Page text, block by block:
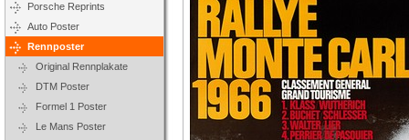
Porsche Reprints
Auto Poster
Rennposter
Original Rennplakate
DTM Poster
Formel 1 Poster
Le Mans Poster